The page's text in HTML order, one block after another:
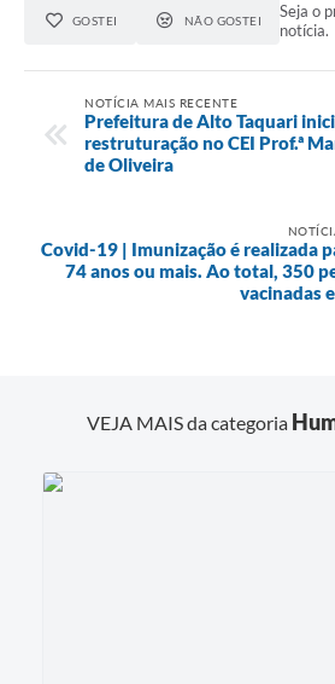
GOSTEI NÃO GOSTEI
Seja o
notícia.
NOTÍCIA MAIS RECENTE
Prefeitura de Alto Taquari
restruturação no CEI Prof.ª
de Oliveira
Covid-19 | Imunização é realizada
74 anos ou mais. Ao total, 350
vacinadas
VEJA MAIS da categoria